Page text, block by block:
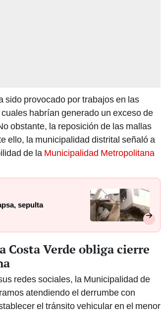
sido provocado por trabajos en las
habrían generado un exceso de
obstante, la reposición de las mallas
ello, la municipalidad distrital señaló a
de la Municipalidad Metropolitana
sepulta
Costa Verde obliga cierre
redes sociales, la Municipalidad de
atendiendo el derrumbe con
el tránsito vehicular en el menor